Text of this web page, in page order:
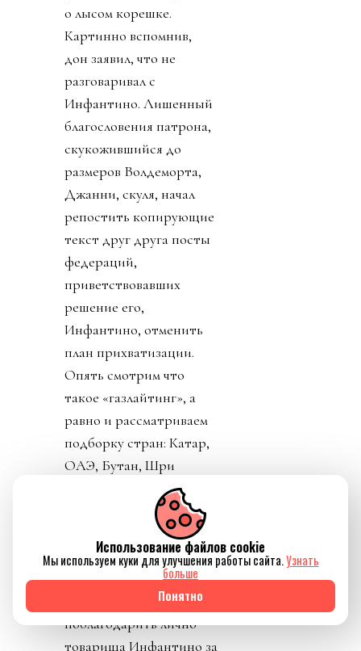
о лысом корешке.
Картинно вспомнив,
дон заявил, что не
разговаривал с
Инфантино. Лишенный
благословения патрона,
скукожившийся до
размеров Волдеморта,
Джанни, скуля, начал
репостить копирующие
текст друг друга посты
федераций,
приветствовавших
решение его,
Инфантино, отменить
план прихватизации.
Опять смотрим что
такое «газлайтинг», а
равно и рассматриваем
подборку стран: Катар,
ОАЭ, Бутан, Шри
Ланка, Марокко.
Федерация футбола
Конго пришла тоже
уточнить, где за
поддержку Инфантино
им выдадут их взятку и
поблагодарить лично
товарища Инфантино за
Использование файлов cookie
Мы используем куки для улучшения работы сайта.Узнать
больше
Понятно